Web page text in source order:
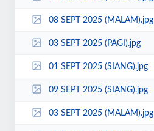
08 SEPT 2025 (MALAM).jpg
03 SEPT 2025 (PAGI).jpg
01 SEPT 2025 (SIANG).jpg
09 SEPT 2025 (SIANG).jpg
03 SEPT 2025 (MALAM).jpg